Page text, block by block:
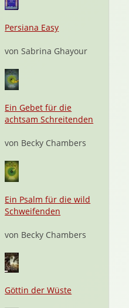
Persiana Easy
von Sabrina Ghayour
Ein Gebet für die
achtsam Schreitenden
von Becky Chambers
Ein Psalm für die wild
Schweifenden
von Becky Chambers
Göttin der Wüste